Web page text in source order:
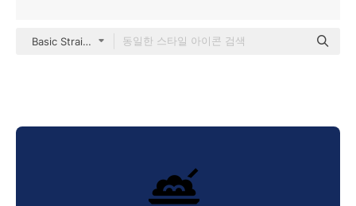
Basic Straight Filled